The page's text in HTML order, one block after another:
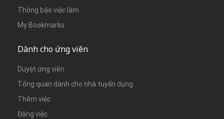
Thông báo việc làm
My Bookmarks
Dành cho ứng viên
Duyệt ứng viên
Tổng quan dành cho nhà tuyển dụng
Thêm việc
Đăng việc